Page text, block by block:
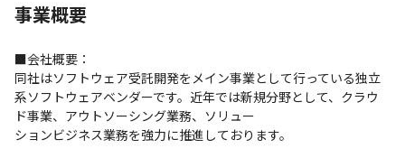
事業概要
■会社概要：
同社はソフトウェア受託開発をメイン事業として行っている独立
系ソフトウェアベンダーです。近年では新規分野として、クラウ
ド事業、アウトソーシング業務、ソリュー
ションビジネス業務を強力に推進しております。